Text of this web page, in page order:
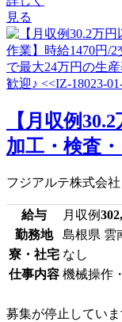
見る
【月収例
加工・検査
フジアルテ株式会社
給与 月収例
勤務地
島根県 雲
寮・社宅 なし
仕事内容 機械操作
募集が停止していま